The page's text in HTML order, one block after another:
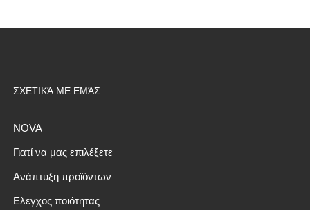
ΣΧΕΤΙΚΆ ΜΕ ΕΜΆΣ
NOVA
Γιατί να μας επιλέξετε
Ανάπτυξη προϊόντων
Ελεγχος ποιότητας